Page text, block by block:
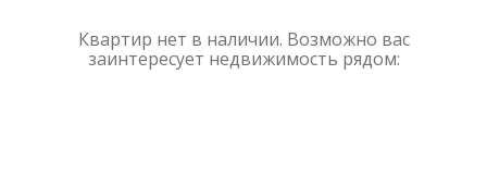
Квартир нет в наличии. Возможно вас
заинтересует недвижимость рядом: